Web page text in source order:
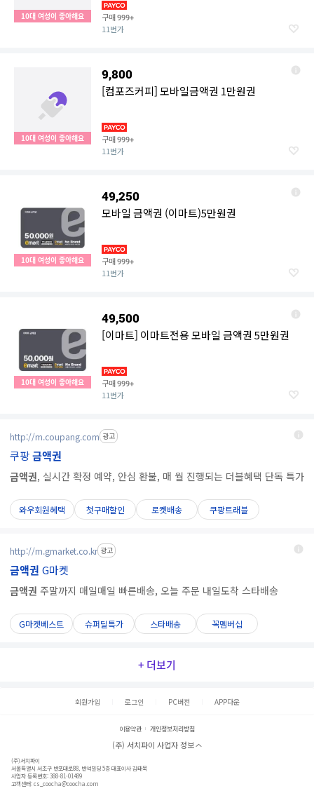
10대 여성이 좋아해요 구매999+
11번가
10대 여성이 좋아해요
9,800
[컴포즈커피] 모바일금액권 1만원권
구매999+
11번가
10대 여성이 좋아해요
49,250
모바일 금액권 (이마트)5만원권
구매999+
11번가
10대 여성이 좋아해요
49,500
[이마트] 이마트전용 모바일 금액권 5만원권
구매999+
11번가
http://m.coupang.com 광고
쿠팡금액권
금액권, 실시간 확정 예약, 안심 환불, 매 월 진행되는 더블혜택 단독 특가
와우회원혜택 첫구매할인 로켓배송 쿠팡트래블
http://m.gmarket.co.kr 광고
금액권 G마켓
금액권 주말까지 매일매일 빠른배송, 오늘 주문 내일도착 스타배송
G마켓베스트 슈퍼딜특가 스타배송 꼭멤버십
+ 더보기
회원가입 로그인 PC버전 APP다운
이용약관 개인정보처리방침
(주) 서치파이 사업자 정보
(주)서치파이
서울특별시 서초구 반포대로88, 반석빌딩 5층 대표이사 김태묵
사업자 등록번호: 388-81-01489
고객센터:cs_coocha@coocha.com